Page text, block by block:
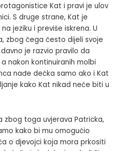
Kat i pravi je ulov
S druge strane, Kat je
jeziku i previše iskrena. U
zbog čega često dijeli svoje
je razvio pravilo da
nakon kontinuiranih molbi
nađe dečka samo ako i Kat
kako Kat nikad neće biti u
zbog toga uvjerava Patricka,
kako bi mu omogućio
o djevojci koja mora prkositi